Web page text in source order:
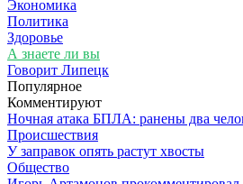
Экономика
Политика
Здоровье
А знаете ли вы
Говорит Липецк
Популярное
Комментируют
Ночная атака БПЛА: ранены два
Происшествия
У заправок опять растут хвосты
Общество